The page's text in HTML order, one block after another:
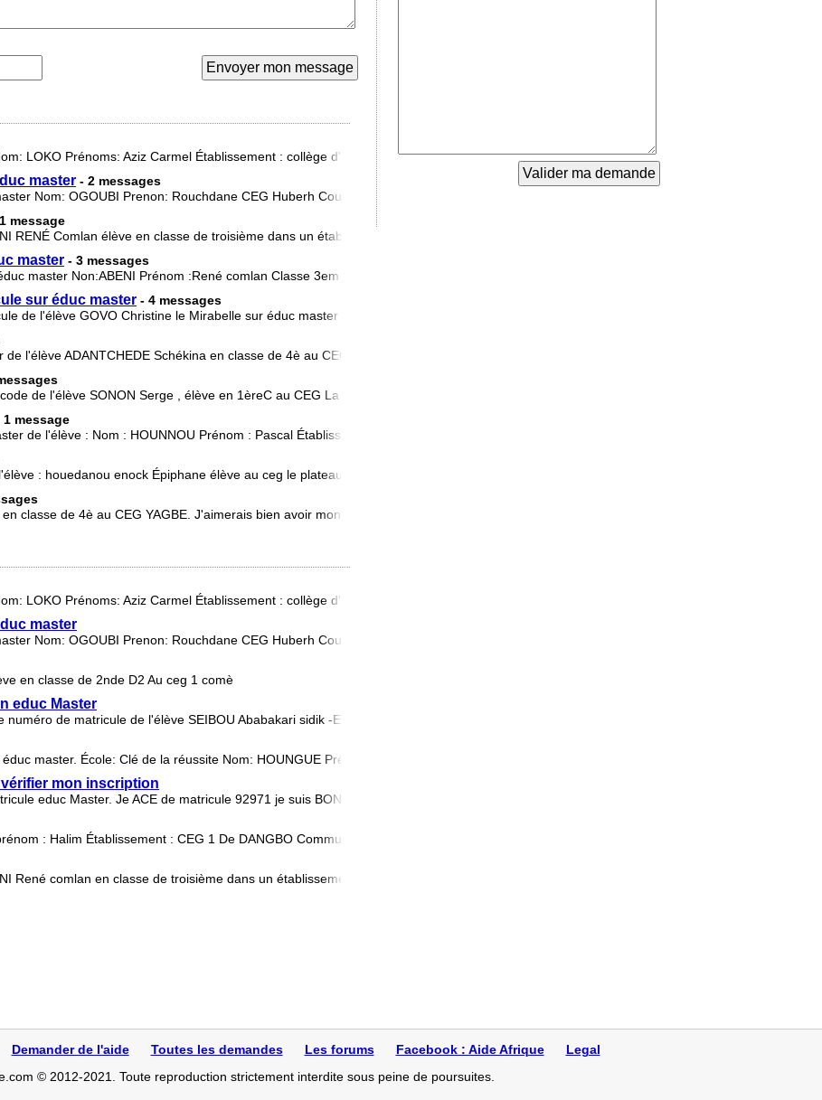
LOKO Prénoms: Aziz Carmel Établissement : collège d'enseignement général de
master - 2 messages
Nom: OGOUBI Prenon: Rouchdane CEG Huberh Coutoucou Maga
message
RENÉ Comlan élève en classe de troisième dans un établissement privé nommé de Grèc
master - 3 messages
master Non:ABENI Prénom :René comlan Classe 3em Établissement privé de G
sur éduc master - 4 messages
de l'élève GOVO Christine le Mirabelle sur éduc master
l'élève ADANTCHEDE Schékina en classe de 4è au CEG YAGBE
de l'élève SONON Serge , élève en 1èreC au CEG La Verdure dans la commune d'A
1 message
de l'élève : Nom : HOUNNOU Prénom : Pascal Établissement :CEG POSSOTOME C
: houedanou enock Épiphane élève au ceg le plateau en 2nd AB pour finaliser
classe de 4è au CEG YAGBE. J'aimerais bien avoir mon numéro educ-master.
LOKO Prénoms: Aziz Carmel Établissement : collège d'enseignement général de
master
Nom: OGOUBI Prenon: Rouchdane CEG Huberh Coutoucou Maga
en classe de 2nde D2 Au ceg 1 comè
educ Master
de matricule de l'élève SEIBOU Ababakari sidik -Etablissement: CEPET WELDI
master. École: Clé de la réussite Nom: HOUNGUE Prénom:Samson Jean Baptiste
mon inscription
educ Master. Je ACE de matricule 92971 je suis BONOU THIERRY YETONVECINDE
: Halim Établissement : CEG 1 De DANGBO Commune : DANGBO Département : OUEM
René comlan en classe de troisième dans un établissement privé nommé de Grèce
Demander de l'aide Toutes les demandes Les forums Facebook : Aide Afrique
Legal
© 2012-2021. Toute reproduction strictement interdite sous peine de poursuites.